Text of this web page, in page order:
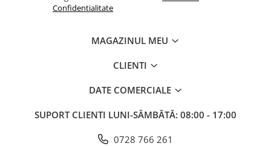
Confidentialitate
MAGAZINUL MEU
CLIENTI
DATE COMERCIALE
SUPORT CLIENTI LUNI-SÂMBĂTĂ: 08:00 - 17:00
0728 766 261